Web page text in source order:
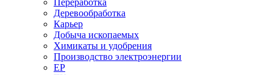
Переработка
Деревообработка
Карьер
Добыча ископаемых
Химикаты и удобрения
Производство электроэнергии
EP